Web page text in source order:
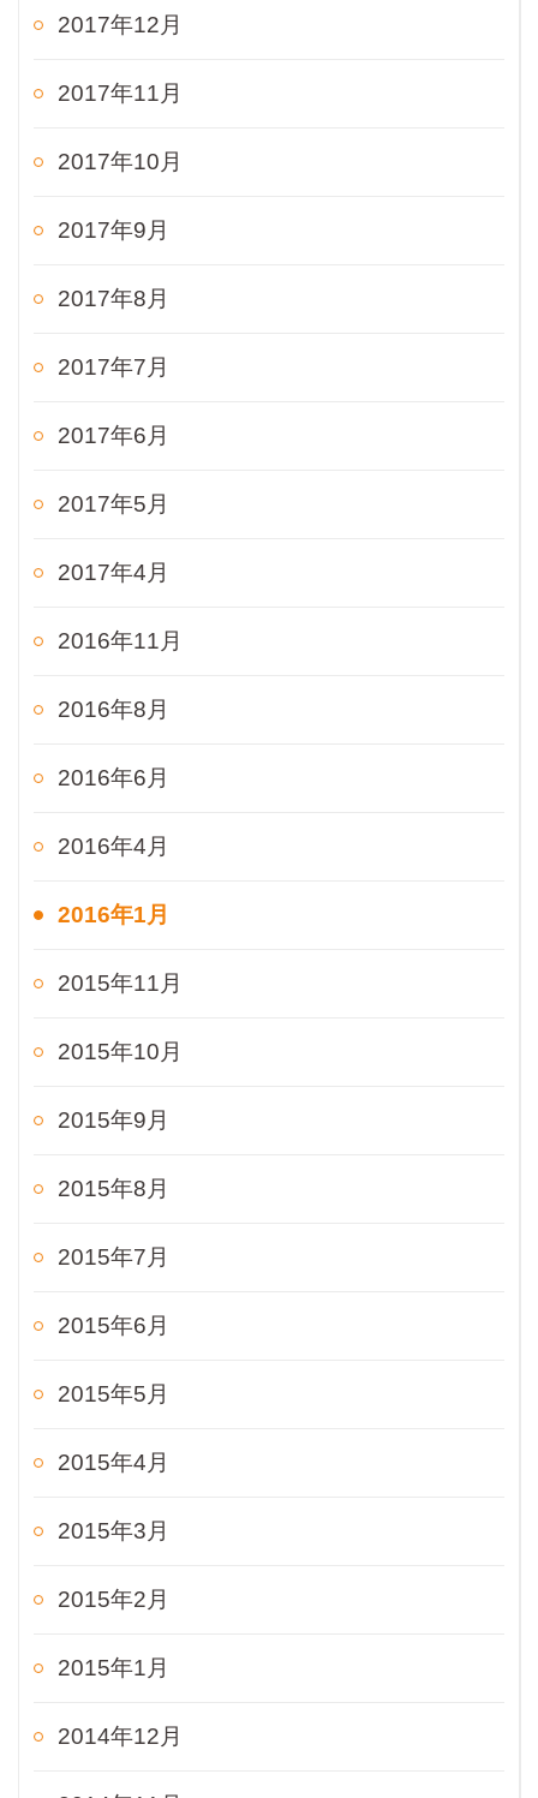
2017年12月
2017年11月
2017年10月
2017年9月
2017年8月
2017年7月
2017年6月
2017年5月
2017年4月
2016年11月
2016年8月
2016年6月
2016年4月
2016年1月
2015年11月
2015年10月
2015年9月
2015年8月
2015年7月
2015年6月
2015年5月
2015年4月
2015年3月
2015年2月
2015年1月
2014年12月